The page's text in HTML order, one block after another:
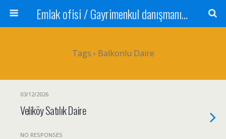
Emlak ofisi / Gayrimenkul danışmanı Satılık daire / Kiralık daire Satılık arsa / Tarla Satılık dükkan / Mağaza Devren satılık işyeri Depo ve antrepo Yatırım: Yatırımlık arsa
Tags › Balkonlu Daire
03/12/2026
Veliköy Satılık Daire
NO RESPONSES